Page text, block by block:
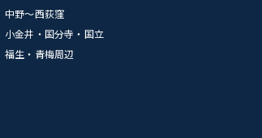
中野～西荻窪
小金井・国分寺・国立
福生・青梅周辺